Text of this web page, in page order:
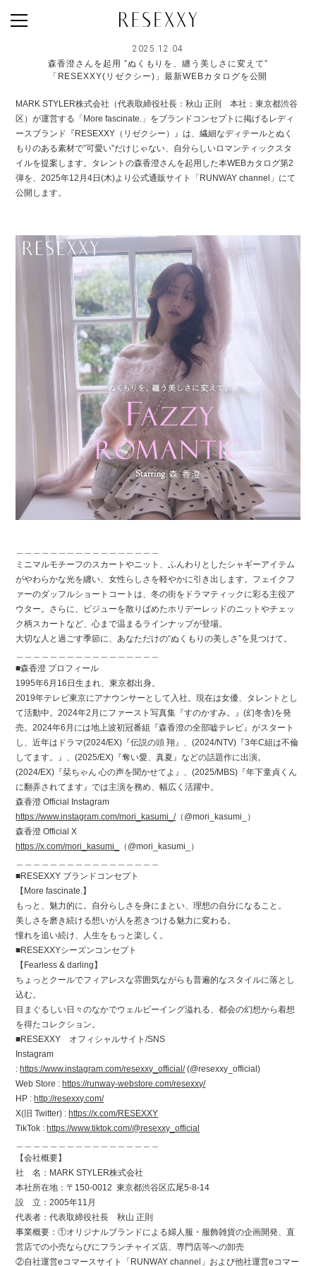
2025.12.04
森香澄さんを起用 ”ぬくもりを、纏う美しさに変えて”
「RESEXXY(リゼクシー)」最新WEBカタログを公開
MARK STYLER株式会社（代表取締役社長：秋山 正則 本社：東京都渋谷
区）が運営する「More fascinate.」をブランドコンセプトに掲げるレディ
ースブランド『RESEXXY（リゼクシー）』は、繊細なディテールとぬく
もりのある素材で”可愛い”だけじゃない、自分らしいロマンティックスタ
イルを提案します。タレントの森香澄さんを起用した本WEBカタログ第2
弾を、2025年12月4日(木)より公式通販サイト「RUNWAY channel」にて
公開します。
ミニマルモチーフのスカートやニット、ふんわりとしたシャギーアイテム
がやわらかな光を纏い、女性らしさを軽やかに引き出します。フェイクフ
ァーのダッフルショートコートは、冬の街をドラマティックに彩る主役ア
ウター。さらに、ビジューを散りばめたホリデーレッドのニットやチェッ
ク柄スカートなど、心まで温まるラインナップが登場。
大切な人と過ごす季節に、あなただけの“ぬくもりの美しさ”を見つけて。
■森香澄 プロフィール
1995年6月16日生まれ、東京都出身。
2019年テレビ東京にアナウンサーとして入社。現在は女優、タレントとし
て活動中。2024年2月にファースト写真集『すのかすみ。』(幻冬舎)を発
売。2024年6月には地上波初冠番組『森香澄の全部嘘テレビ』がスタート
し、近年はドラマ(2024/EX)『伝説の頭 翔』、(2024/NTV)『3年C組は不倫
してます。』、(2025/EX)『奪い愛、真夏』などの話題作に出演。
(2024/EX)『栞ちゃん 心の声を聞かせてよ』、(2025/MBS)『年下童貞くん
に翻弄されてます』では主演を務め、幅広く活躍中。
森香澄 Official Instagram
https://www.instagram.com/mori_kasumi_/（@mori_kasumi_）
森香澄 Official X
https://x.com/mori_kasumi_
（@mori_kasumi_）
■RESEXXY ブランドコンセプト
【More fascinate.】
もっと、魅力的に。自分らしさを身にまとい、理想の自分になること。
美しさを磨き続ける想いが人を惹きつける魅力に変わる。
憧れを追い続け、人生をもっと楽しく。
■RESEXXYシーズンコンセプト
【Fearless & darling】
ちょっとクールでフィアレスな雰囲気ながらも普遍的なスタイルに落とし
込む。
目まぐるしい日々のなかでウェルビーイング溢れる、都会の幻想から着想
を得たコレクション。
■RESEXXY オフィシャルサイト/SNS
Instagram
: https://www.instagram.com/resexxy_official/(@resexxy_official)
Web Store : https://runway-webstore.com/resexxy/
HP : http://resexxy.com/
X(旧 Twitter) : https://x.com/RESEXXY
TikTok : https://www.tiktok.com/@resexxy_official
【会社概要】
社 名：MARK STYLER株式会社
本社所在地：〒150-0012 東京都渋谷区広尾5-8-14
設 立：2005年11月
代表者：代表取締役社長 秋山 正則
事業概要：①オリジナルブランドによる婦人服・服飾雑貨の企画開発、直
営店での小売ならびにフランチャイズ店、専門店等への卸売
②自社運営eコマースサイト「RUNWAY channel」および他社運営eコマー
NEWS
LOOK BOOK
NEW ARRIVAL
RANKING
STYLE PHOTO
SHOP LIST
ONLINE STORE
COMPANY
CONTACT
RECRUIT
FOR BUSINESS PARTNER